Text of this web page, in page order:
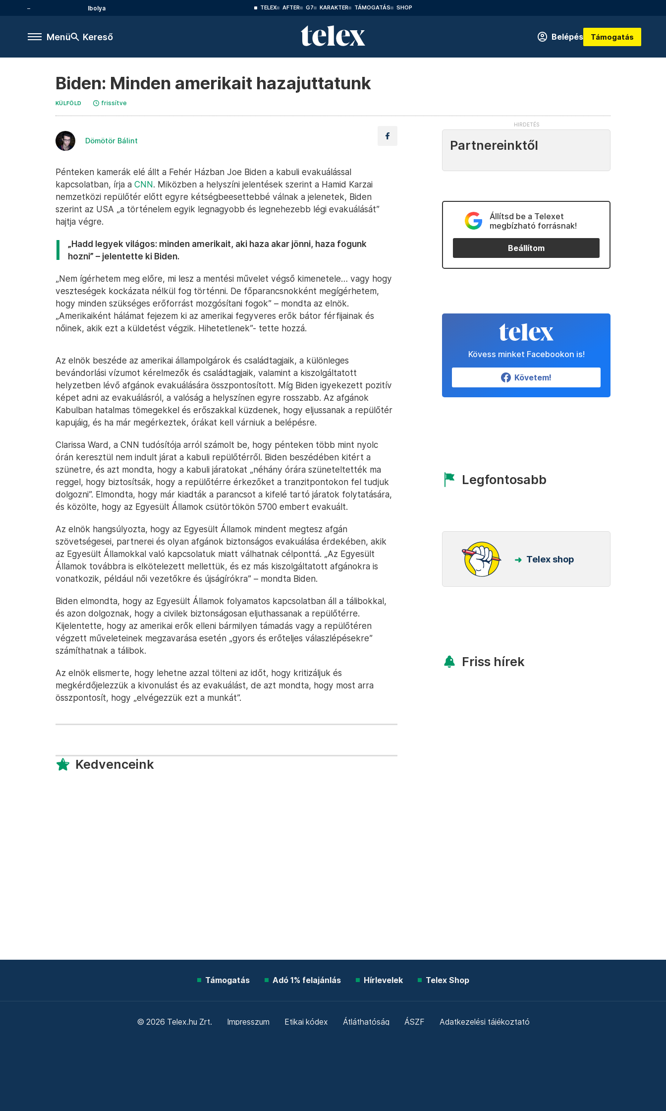
Ibolya TELEX AFTER G7 KARAKTER TÁMOGATÁS SHOP
Menü Kereső Belépés Támogatás
Biden: Minden amerikait hazajuttatunk
KÜLFÖLD frissítve
Dömötör Bálint
Pénteken kamerák elé állt a Fehér Házban Joe Biden a kabuli evakuálással
kapcsolatban, írja a CNN. Miközben a helyszíni jelentések szerint a Hamid Karzai
nemzetközi repülőtér előtt egyre kétségbeesettebbé válnak a jelenetek, Biden
szerint az USA „a történelem egyik legnagyobb és legnehezebb légi evakuálását”
hajtja végre.
„Hadd legyek világos: minden amerikait, aki haza akar jönni, haza fogunk
hozni” – jelentette ki Biden.
„Nem ígérhetem meg előre, mi lesz a mentési művelet végső kimenetele… vagy hogy
veszteségek kockázata nélkül fog történni. De főparancsnokként megígérhetem,
hogy minden szükséges erőforrást mozgósítani fogok” – mondta az elnök.
„Amerikaiként hálámat fejezem ki az amerikai fegyveres erők bátor férfijainak és
nőinek, akik ezt a küldetést végzik. Hihetetlenek”- tette hozzá.
Az elnök beszéde az amerikai állampolgárok és családtagjaik, a különleges
bevándorlási vízumot kérelmezők és családtagjaik, valamint a kiszolgáltatott
helyzetben lévő afgánok evakuálására összpontosított. Míg Biden igyekezett pozitív
képet adni az evakuálásról, a valóság a helyszínen egyre rosszabb. Az afgánok
Kabulban hatalmas tömegekkel és erőszakkal küzdenek, hogy eljussanak a repülőtér
kapujáig, és ha már megérkeztek, órákat kell várniuk a belépésre.
Clarissa Ward, a CNN tudósítója arról számolt be, hogy pénteken több mint nyolc
órán keresztül nem indult járat a kabuli repülőtérről. Biden beszédében kitért a
szünetre, és azt mondta, hogy a kabuli járatokat „néhány órára szüneteltették ma
reggel, hogy biztosítsák, hogy a repülőtérre érkezőket a tranzitpontokon fel tudjuk
dolgozni”. Elmondta, hogy már kiadták a parancsot a kifelé tartó járatok folytatására,
és közölte, hogy az Egyesült Államok csütörtökön 5700 embert evakuált.
Az elnök hangsúlyozta, hogy az Egyesült Államok mindent megtesz afgán
szövetségesei, partnerei és olyan afgánok biztonságos evakuálása érdekében, akik
az Egyesült Államokkal való kapcsolatuk miatt válhatnak célponttá. „Az Egyesült
Államok továbbra is elkötelezett mellettük, és ez más kiszolgáltatott afgánokra is
vonatkozik, például női vezetőkre és újságírókra” – mondta Biden.
Biden elmondta, hogy az Egyesült Államok folyamatos kapcsolatban áll a tálibokkal,
és azon dolgoznak, hogy a civilek biztonságosan eljuthassanak a repülőtérre.
Kijelentette, hogy az amerikai erők elleni bármilyen támadás vagy a repülőtéren
végzett műveleteinek megzavarása esetén „gyors és erőteljes válaszlépésekre”
számíthatnak a tálibok.
Az elnök elismerte, hogy lehetne azzal tölteni az időt, hogy kritizáljuk és
megkérdőjelezzük a kivonulást és az evakuálást, de azt mondta, hogy most arra
összpontosít, hogy „elvégezzük ezt a munkát”.
Kedvenceink
Partnereinktől
Állítsd be a Telexet
megbízható forrásnak!
Beállítom
Kövess minket Facebookon is!
Követem!
Legfontosabb
Telex shop
Friss hírek
Támogatás Adó 1% felajánlás Hírlevelek Telex Shop
© 2026 Telex.hu Zrt. Impresszum Etikai kódex Átláthatóság ÁSZF Adatkezelési tájékoztató